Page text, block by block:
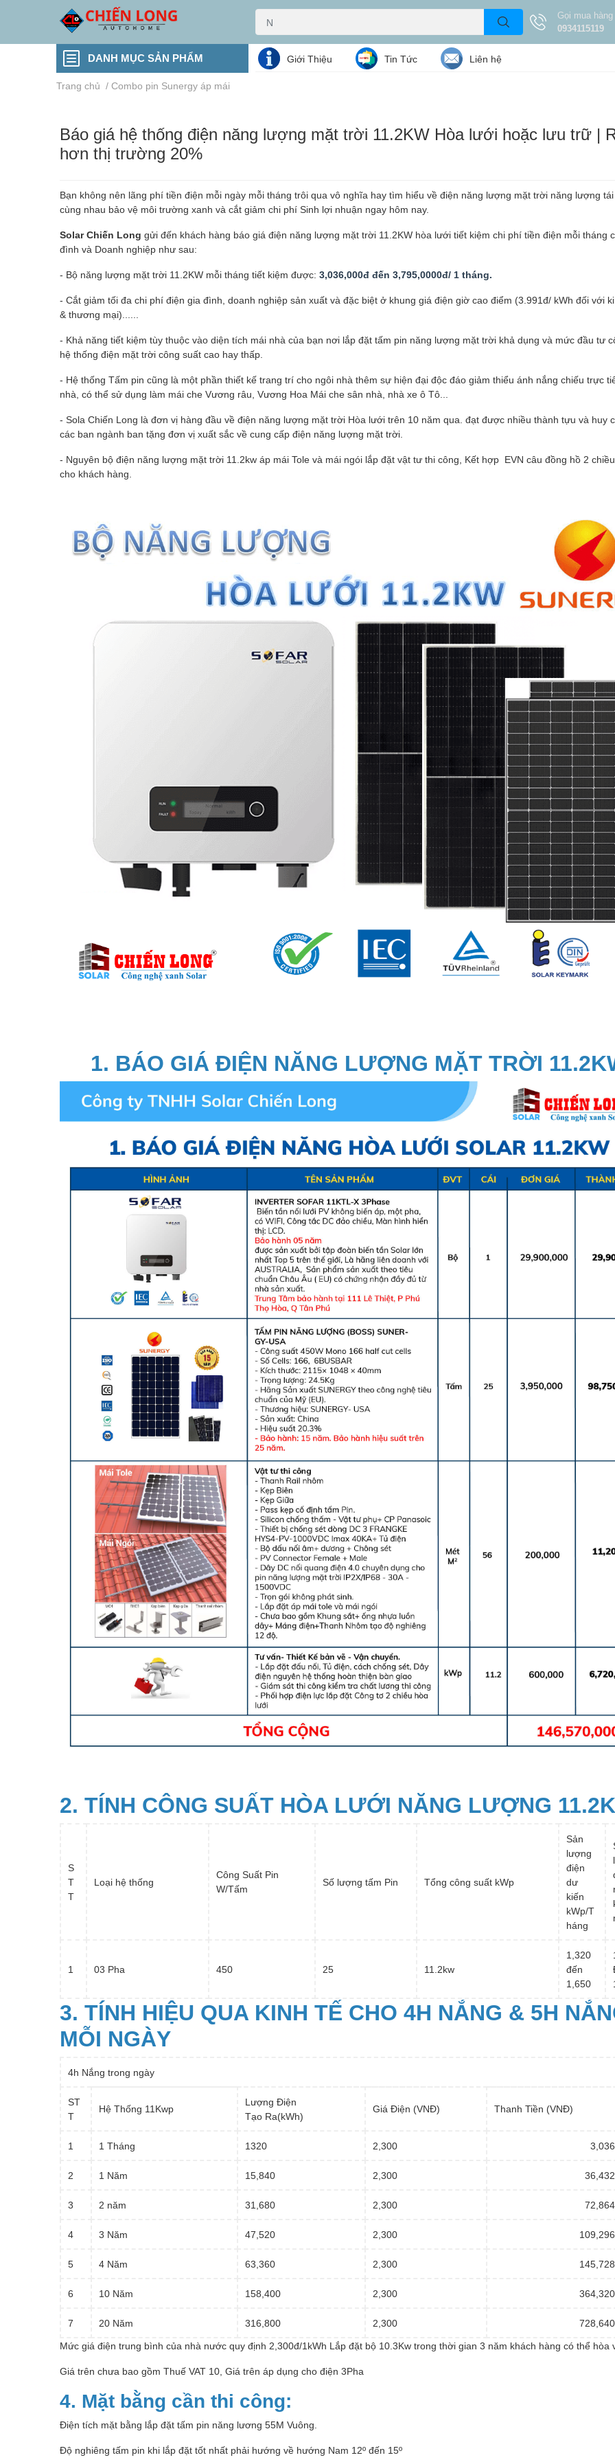
Gọi mua
0934115119
DANH MỤC SẢN PHẨM Giới Thiệu Tin Tức Liên hệ
Trang chủ / Combo pin Sunergy áp mái
Báo giá hệ thống điện năng lượng mặt trời 11.2KW Hòa lưới hoặc lưu trữ |
hơn thị trường 20%
Bạn không nên lãng phí tiền điện mỗi ngày mỗi tháng trôi qua vô nghĩa hay tìm hiểu về điện năng lượng mặt trời năng lượng
cùng nhau bảo vệ môi trường xanh và cắt giảm chi phí Sinh lợi nhuận ngay hôm nay.
Solar Chiến Long gửi đến khách hàng báo giá điện năng lượng mặt trời 11.2KW hòa lưới tiết kiệm chi phí tiền điện mỗi tháng
đình và Doanh nghiệp như sau:
- Bộ năng lượng mặt trời 11.2KW mỗi tháng tiết kiệm được: 3,036,000đ đến 3,795,0000đ/ 1 tháng.
- Cắt giảm tối đa chi phí điện gia đình, doanh nghiệp sản xuất và đặc biệt ở khung giá điện giờ cao điểm (3.991đ/ kWh đối với
& thương mại)......
- Khả năng tiết kiệm tùy thuộc vào diện tích mái nhà của bạn nơi lắp đặt tấm pin năng lượng mặt trời khả dụng và mức đầu tư
hệ thống điện mặt trời công suất cao hay thấp.
- Hệ thống Tấm pin cũng là một phần thiết kế trang trí cho ngôi nhà thêm sự hiện đại độc đáo giảm thiểu ánh nắng chiếu trực
nhà, có thể sử dụng làm mái che Vương râu, Vương Hoa Mái che sân nhà, nhà xe ô Tô...
- Sola Chiến Long là đơn vị hàng đầu về điện năng lượng mặt trời Hòa lưới trên 10 năm qua. đạt được nhiều thành tựu và huy
các ban ngành ban tặng đơn vị xuất sắc về cung cấp điện năng lượng mặt trời.
- Nguyên bộ điện năng lượng mặt trời 11.2kw áp mái Tole và mái ngói lắp đặt vật tư thi công, Kết hợp EVN câu đồng hồ 2
cho khách hàng.
1. BÁO GIÁ ĐIỆN NĂNG LƯỢNG MẶT TRỜI
2. TÍNH CÔNG SUẤT HÒA LƯỚI NĂNG LƯỢNG
S
T
T
Loại hệ thống
Công Suất Pin
W/Tấm
Số lượng tấm Pin Tổng công suất kWp
Sản
lượng
điện
dư
kiến
kWp/T
háng
1 03 Pha 450 25 11.2kw
1,320
đến
1,650
3. TÍNH HIỆU QUA KINH TẾ CHO 4H NẮNG & 5H
MỖI NGÀY
4h Nắng trong ngày
ST
T
Hệ Thống 11Kwp
Lượng Điện
Tạo Ra(kWh)
Giá Điện (VNĐ) Thanh Tiền (VNĐ)
1 1 Tháng 1320 2,300
2 1 Năm 15,840 2,300
3 2 năm 31,680 2,300
4 3 Năm 47,520 2,300
5 4 Năm 63,360 2,300
6 10 Năm 158,400 2,300
7 20 Năm 316,800 2,300
Mức giá điện trung bình của nhà nước quy định 2,300đ/1kWh Lắp đặt bộ 10.3Kw trong thời gian 3 năm khách hàng có thể hòa
Giá trên chưa bao gồm Thuế VAT 10, Giá trên áp dụng cho điện 3Pha
4. Mặt bằng cần thi công:
Điện tích mặt bằng lắp đặt tấm pin năng lương 55M Vuông.
Độ nghiêng tấm pin khi lắp đặt tốt nhất phải hướng về hướng Nam 12º đến 15º